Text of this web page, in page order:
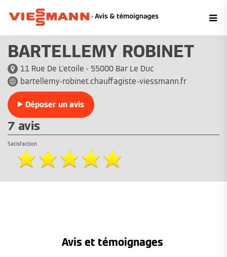
BARTELLEMY ROBINET
11 Rue De L'etoile - 55000 Bar Le Duc
bartellemy-robinet.chauffagiste-viessmann.fr
Déposer un avis
7 avis
Satisfaction
Avis et témoignages